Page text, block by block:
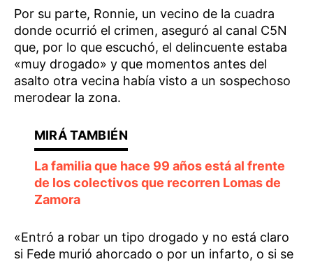
Por su parte, Ronnie, un vecino de la cuadra
donde ocurrió el crimen, aseguró al canal C5N
que, por lo que escuchó, el delincuente estaba
«muy drogado» y que momentos antes del
asalto otra vecina había visto a un sospechoso
merodear la zona.
La familia que hace 99 años está al frente
de los colectivos que recorren Lomas de
Zamora
«Entró a robar un tipo drogado y no está claro
si Fede murió ahorcado o por un infarto, o si se